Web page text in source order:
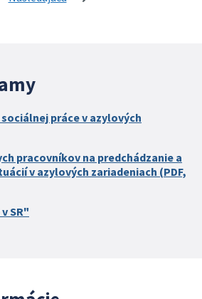
práce v azylových
pracovníkov na predchádzanie a
v azylových zariadeniach (PDF,
SR"